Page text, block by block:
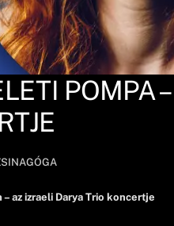
POMPA
az izraeli Darya Trio koncertje